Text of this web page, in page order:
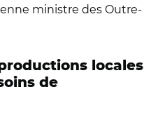
ministre des Outre-
locales
de